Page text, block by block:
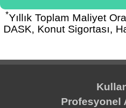
*Yıllık Toplam Maliyet
DASK, Konut Sigortası,
Profesyonel